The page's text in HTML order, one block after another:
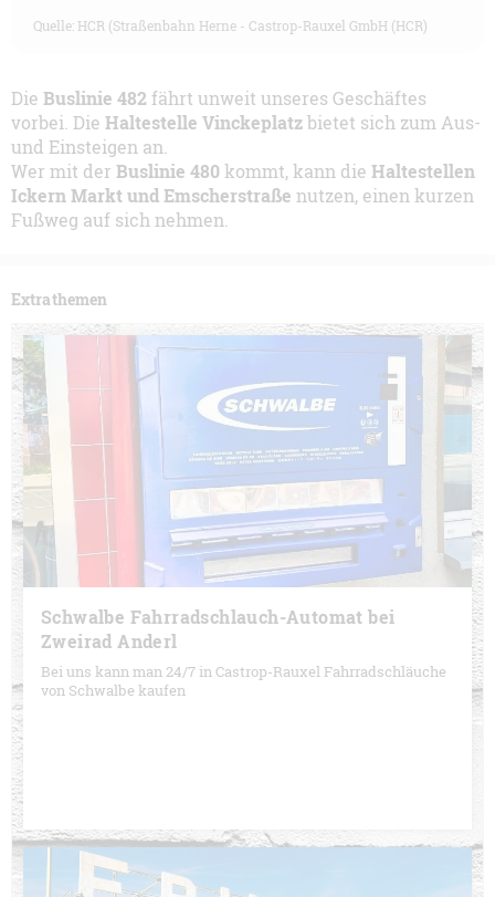
Quelle: HCR (Straßenbahn Herne - Castrop-Rauxel GmbH (HCR)
Die Buslinie 482 fährt unweit unseres Geschäftes
vorbei. Die Haltestelle Vinckeplatzbietet sich zum Aus-
und Einsteigen an.
Wer mit der Buslinie 480 kommt, kann die Haltestellen
Ickern Markt und Emscherstraße nutzen, einen kurzen
Fußweg auf sich nehmen.
Extrathemen
Schwalbe Fahrradschlauch-Automat bei
Zweirad Anderl
Bei uns kann man 24/7 in Castrop-Rauxel Fahrradschläuche
von Schwalbe kaufen